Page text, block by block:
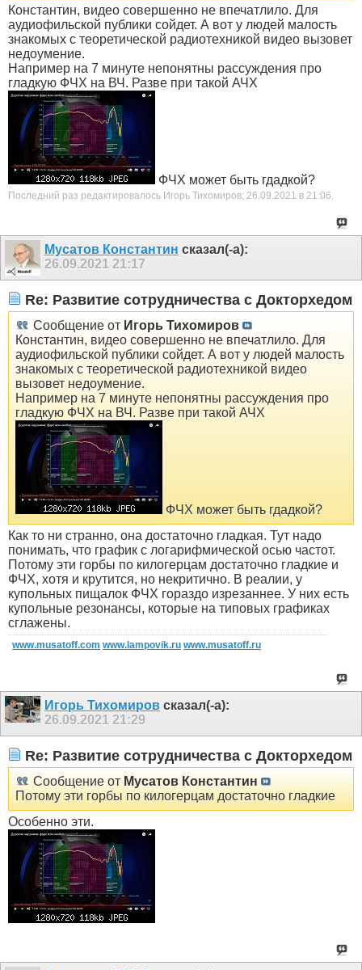
Константин, видео совершенно не впечатлило. Для
аудиофильской публики сойдет. А вот у людей малость
знакомых с теоретической радиотехникой видео вызовет
недоумение.
Например на 7 минуте непонятны рассуждения про
гладкую ФЧХ на ВЧ. Разве при такой АЧХ
ФЧХ может быть гдадкой?
Последний раз редактировалось Игорь Тихомиров; 26.09.2021 в 21:06
Мусатов Константин сказал(-а):
26.09.2021 21:17
Re: Развитие сотрудничества с Докторхедом
Сообщение от Игорь Тихомиров
Константин, видео совершенно не впечатлило. Для
аудиофильской публики сойдет. А вот у людей малость
знакомых с теоретической радиотехникой видео
вызовет недоумение.
Например на 7 минуте непонятны рассуждения про
гладкую ФЧХ на ВЧ. Разве при такой АЧХ
ФЧХ может быть гдадкой?
Как то ни странно, она достаточно гладкая. Тут надо
понимать, что график с логарифмической осью частот.
Потому эти горбы по килогерцам достаточно гладкие и
ФЧХ, хотя и крутится, но некритично. В реалии, у
купольных пищалок ФЧХ гораздо изрезаннее. У них есть
купольные резонансы, которые на типовых графиках
сглажены.
www.musatoff.com www.lampovik.ru www.musatoff.ru
Игорь Тихомиров сказал(-а):
26.09.2021 21:29
Re: Развитие сотрудничества с Докторхедом
Сообщение от Мусатов Константин
Потому эти горбы по килогерцам достаточно гладкие
Особенно эти.